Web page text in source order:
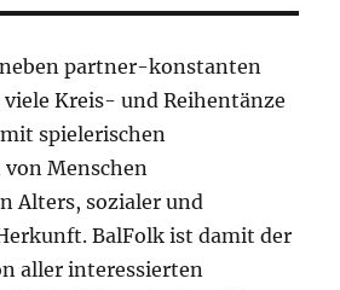
partner-konstanten
viele Kreis- und Reihentänze
spielerischen
Menschen
Alters, sozialer und
BalFolk ist damit der
aller interessierten